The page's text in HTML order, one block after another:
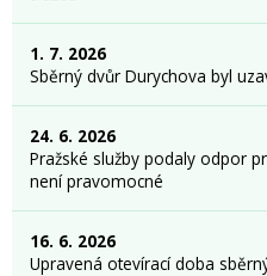
1. 7. 2026
Sběrný dvůr Durychova byl
24. 6. 2026
Pražské služby podaly odpor
není pravomocné
16. 6. 2026
Upravená otevírací doba